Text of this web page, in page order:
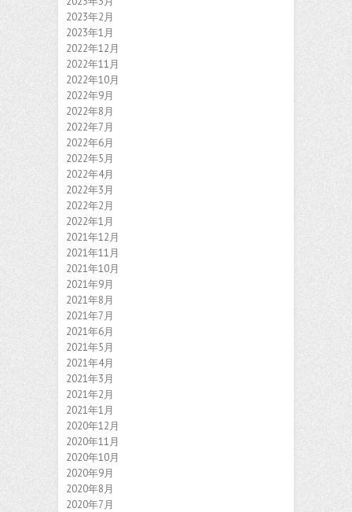
2023年2月
2023年1月
2022年12月
2022年11月
2022年10月
2022年9月
2022年8月
2022年7月
2022年6月
2022年5月
2022年4月
2022年3月
2022年2月
2022年1月
2021年12月
2021年11月
2021年10月
2021年9月
2021年8月
2021年7月
2021年6月
2021年5月
2021年4月
2021年3月
2021年2月
2021年1月
2020年12月
2020年11月
2020年10月
2020年9月
2020年8月
2020年7月